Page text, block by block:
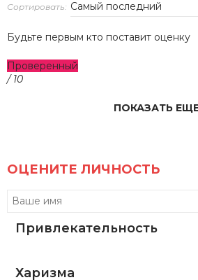
Сортировать:
Будьте первым кто поставит оценку
Проверенный
/ 10
ПОКАЗАТЬ
ОЦЕНИТЕ ЛИЧНОСТЬ
Привлекательность
Харизма